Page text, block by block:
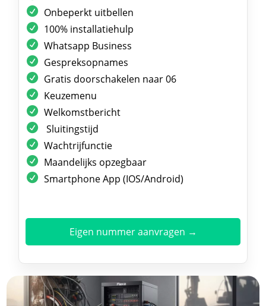
Onbeperkt uitbellen
100% installatiehulp
Whatsapp Business
Gespreksopnames
Gratis doorschakelen naar 06
Keuzemenu
Welkomstbericht
Sluitingstijd
Wachtrijfunctie
Maandelijks opzegbaar
Smartphone App (IOS/Android)
Eigen nummer aanvragen →